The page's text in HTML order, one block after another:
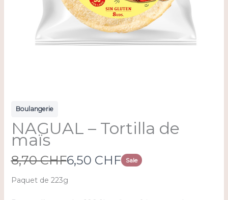
Boulangerie
NAGUAL – Tortilla de
maïs
W
a
8,70 CHFN
o
6,50 CHF Sale
Paquet de 223g